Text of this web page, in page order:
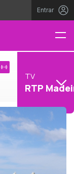
Entrar
TV
RTP